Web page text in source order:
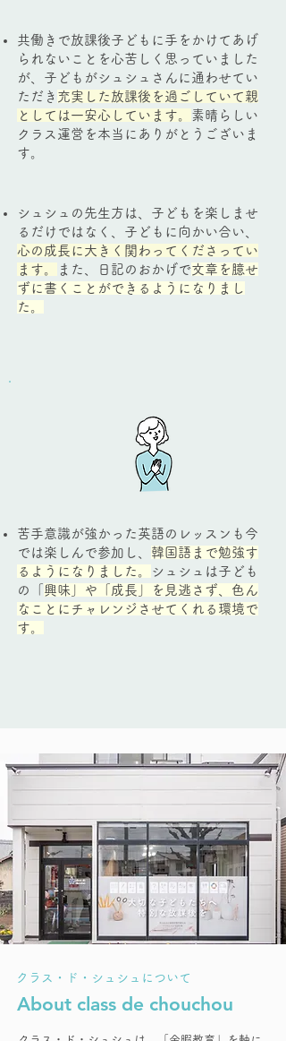
共働きで放課後子どもに手をかけてあげ
られないことを心苦しく思っていました
が、子どもがシュシュさんに通わせてい
ただき 充実した放課後を過ごしていて親
としては一安心しています。 素晴らしい
クラス運営を本当にありがとうございま
す。
シュシュの先生方は、子どもを楽しませ
るだけではなく、子どもに向かい合い、
心の成長に大きく関わってくださってい
ます。
また、日記のおかげで文章を臆せ
ずに書くことができるようになりまし
た。
苦手意識が強かった英語のレッスンも今
では楽しんで参加し、 韓国語まで勉強す
るようになりました。
シュシュは子ども
の「 興味」や「成長」を見逃さず、色ん
なことにチャレンジさせてくれる環境で
す。
​クラス・ド・シュシュについて
About class de chouchou